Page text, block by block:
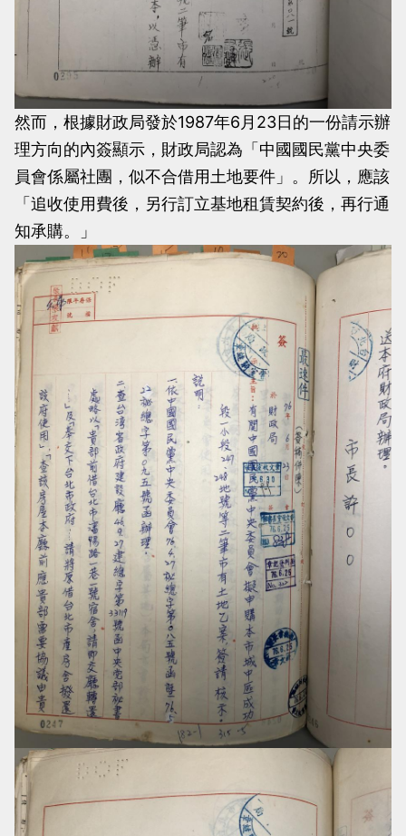
然而，根據財政局發於1987年6月23日的一份請示辦
理方向的內簽顯示，財政局認為「中國國民黨中央委
員會係屬社團，似不合借用土地要件」。所以，應該
「追收使用費後，另行訂立基地租賃契約後，再行通
知承購。」